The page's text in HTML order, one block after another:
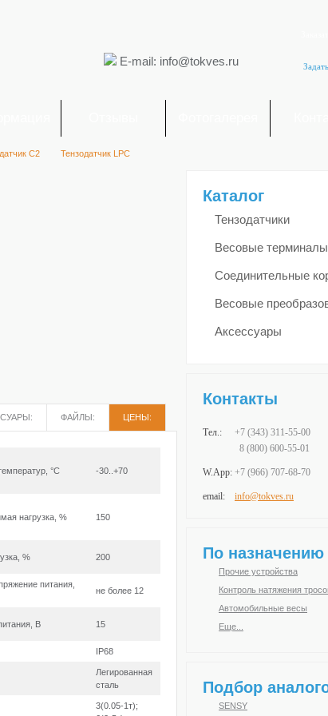
E-mail: info@tokves.ru
C2 Тензодатчик LPC
ФАЙЛЫ: ЦЕНЫ:
°С -30..+70
нагрузка, % 150
% 200
питания,
не более 12
В 15
IP68
Легированная
сталь
3(0.05-1т);
Каталог
Тензодатчики
Весовые терминалы
Соединительные
Весовые
Аксессуары
Контакты
Тел.: +7 (343) 311-55-00
8 (800) 600-55-01
W.App: +7 (966) 707-68-70
email: info@tokves.ru
По назначению
Прочие устройства
Контроль натяжения
Автомобильные весы
Еще...
Подбор
SENSY